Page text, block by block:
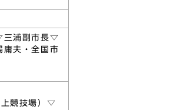
三浦副市長▽
夫・全国市
上競技場）▽